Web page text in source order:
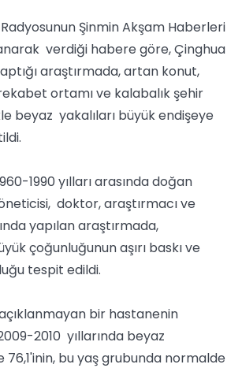
Şinmin Akşam Haberleri
verdiği habere göre, Çinghua
araştırmada, artan konut,
ortamı ve kalabalık şehir
beyaz yakalıları büyük endişeye
1990 yılları arasında doğan
doktor, araştırmacı ve
yapılan araştırmada,
çoğunluğunun aşırı baskı ve
tespit edildi.
bir hastanenin
2010 yıllarında beyaz
76,1'inin, bu yaş grubunda normalde